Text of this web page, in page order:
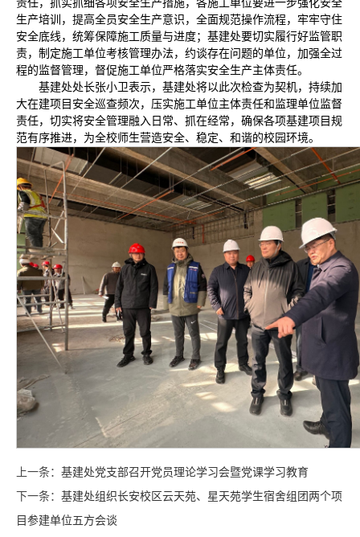
责任，抓实抓细各项安全生产措施，各施工单位要进一步强化安全
生产培训，提高全员安全生产意识，全面规范操作流程，牢牢守住
安全底线，统筹保障施工质量与进度；基建处要切实履行好监管职
责，制定施工单位考核管理办法，约谈存在问题的单位，加强全过
程的监督管理，督促施工单位严格落实安全生产主体责任。
基建处处长张小卫表示，基建处将以此次检查为契机，持续加
大在建项目安全巡查频次，压实施工单位主体责任和监理单位监督
责任，切实将安全管理融入日常、抓在经常，确保各项基建项目规
范有序推进，为全校师生营造安全、稳定、和谐的校园环境。
上一条： 基建处党支部召开党员理论学习会暨党课学习教育
下一条： 基建处组织长安校区云天苑、星天苑学生宿舍组团两个项
目参建单位五方会谈